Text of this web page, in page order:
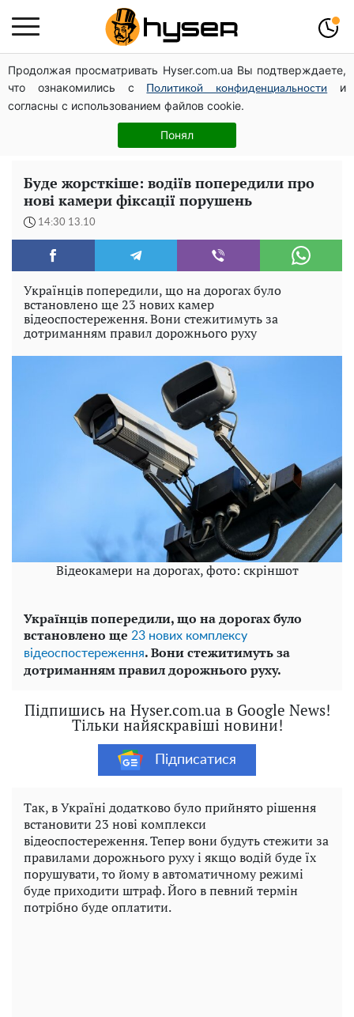
Продолжая просматривать Hyser.com.ua Вы подтверждаете,
что ознакомились с
Политикой конфиденциальности
и
согласны с использованием файлов cookie.
Понял
Чи може Поштова площа стати головною точкою
входу до історичного Києва
Дрони із націнкою: Олександр Конотопський вивів
мільйони оборонного бюджету через фіктивну фірму в
Буде жорсткіше: водіїв попередили про
нові камери фіксації порушень
14:30 13.10
Українців попередили, що на дорогах було
встановлено ще 23 нових камер
відеоспостереження. Вони стежитимуть за
дотриманням правил дорожнього руху
Відеокамери на дорогах, фото: скріншот
Українців попередили, що на дорогах було
встановлено ще 23 нових комплексу
відеоспостереження. Вони стежитимуть за
дотриманням правил дорожнього руху.
Підпишись на Hyser.com.ua в Google News!
Тільки найяскравіші новини!
Підписатися
Так, в Україні додатково було прийнято рішення
встановити 23 нові комплекси
відеоспостереження. Тепер вони будуть стежити за
правилами дорожнього руху і якщо водій буде їх
порушувати, то йому в автоматичному режимі
буде приходити штраф. Його в певний термін
потрібно буде оплатити.